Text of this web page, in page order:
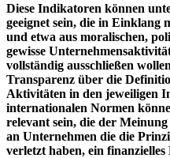
Diese Indikatoren können
geeignet sein, die in Einklang
und etwa aus moralischen,
gewisse
vollständig ausschließen
Transparenz über die
Aktivitäten in den jeweiligen
internationalen Normen
relevant sein, die der
an Unternehmen die die
verletzt haben, ein